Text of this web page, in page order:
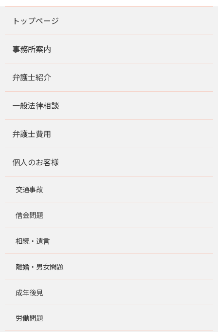
トップページ
事務所案内
弁護士紹介
一般法律相談
弁護士費用
個人のお客様
交通事故
借金問題
相続・遺言
離婚・男女問題
成年後見
労働問題